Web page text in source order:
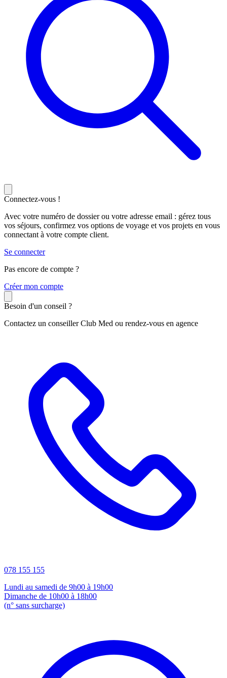
Connectez-vous !
Avec votre numéro de dossier ou votre adresse email : gérez tous
vos séjours, confirmez vos options de voyage et vos projets en vous
connectant à votre compte client.
Se connecter
Pas encore de compte ?
Créer mon compte
Besoin d'un conseil ?
Contactez un conseiller Club Med ou rendez-vous en agence
078 155 155
Lundi au samedi de 9h00 à 19h00
Dimanche de 10h00 à 18h00
(n° sans surcharge)